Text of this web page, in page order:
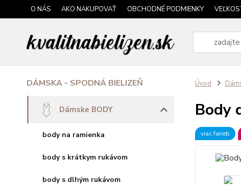
O NÁS AKO NAKUPOVAŤ OBCHODNÉ PODMIENKY
DÁMSKA - SPODNÁ BIELIZEŇ
Dámske BODY
body na ramienka
body s krátkym rukávom
body s dlhým rukávom
Úvod
Body
viac farieb